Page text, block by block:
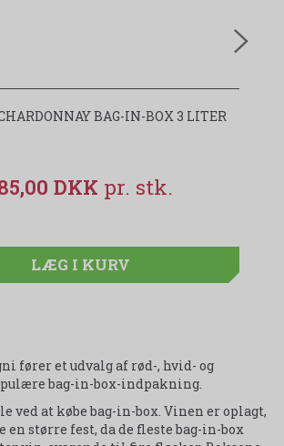
BAG-IN-BOX 3 LITER
DKK
LÆG I KURV
fører et udvalg af rød-, hvid- og
bag-in-box-indpakning.
ved at købe bag-in-box. Vinen er oplagt,
en større fest, da de fleste bag-in-box